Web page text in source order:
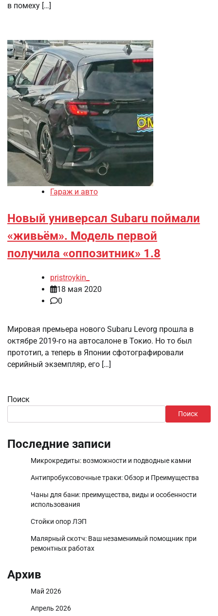
в помеху […]
Гараж и авто
Новый универсал Subaru поймали
«живьём». Модель первой
получила «оппозитник» 1.8
pristroykin_
18 мая 2020
0
Мировая премьера нового Subaru Levorg прошла в
октябре 2019-го на автосалоне в Токио. Но то был
прототип, а теперь в Японии сфотографировали
серийный экземпляр, его […]
Поиск
Поиск
Последние записи
Микрокредиты: возможности и подводные камни
Антипробуксовочные траки: Обзор и Преимущества
Чаны для бани: преимущества, виды и особенности
использования
Стойки опор ЛЭП
Малярный скотч: Ваш незаменимый помощник при
ремонтных работах
Архив
Май 2026
Апрель 2026